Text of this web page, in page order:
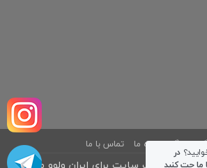
بلاگ درباره ما تماس با ما
در
ما چت کنید